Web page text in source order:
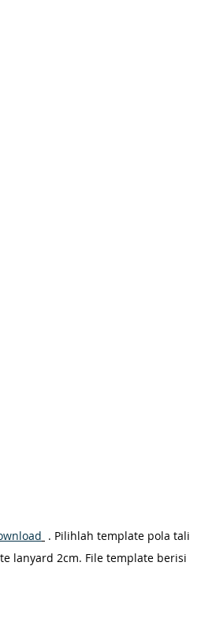
. Pilihlah template pola tali
lanyard 2cm. File template berisi